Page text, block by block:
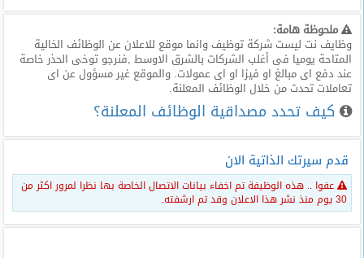
ملحوظة هامة:
وظايف نت ليست شركة توظيف وانما موقع للاعلان عن الوظائف الخالية
المتاحة يوميا فى أغلب الشركات بالشرق الاوسط ,فنرجو توخى الحذر خاصة
عند دفع اى مبالغ او فيزا او اى عمولات. والموقع غير مسؤول عن اى
تعاملات تحدث من خلال الوظائف المعلنة.
كيف تحدد مصداقية الوظائف المعلنة؟
قدم سيرتك الذاتية الان
عفوا .. هذه الوظيفة تم اخفاء بيانات الاتصال الخاصة بها نظرا لمرور اكثر من
30 يوم منذ نشر هذا الاعلان وقد تم ارشفته.